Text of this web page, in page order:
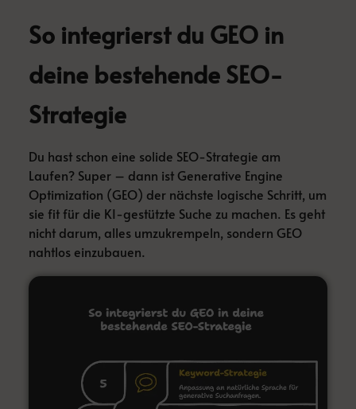
So integrierst du GEO in
deine bestehende SEO-
Strategie
Du hast schon eine solide SEO-Strategie am
Laufen? Super – dann ist Generative Engine
Optimization (GEO) der nächste logische Schritt, um
sie fit für die KI-gestützte Suche zu machen. Es geht
nicht darum, alles umzukrempeln, sondern GEO
nahtlos einzubauen.